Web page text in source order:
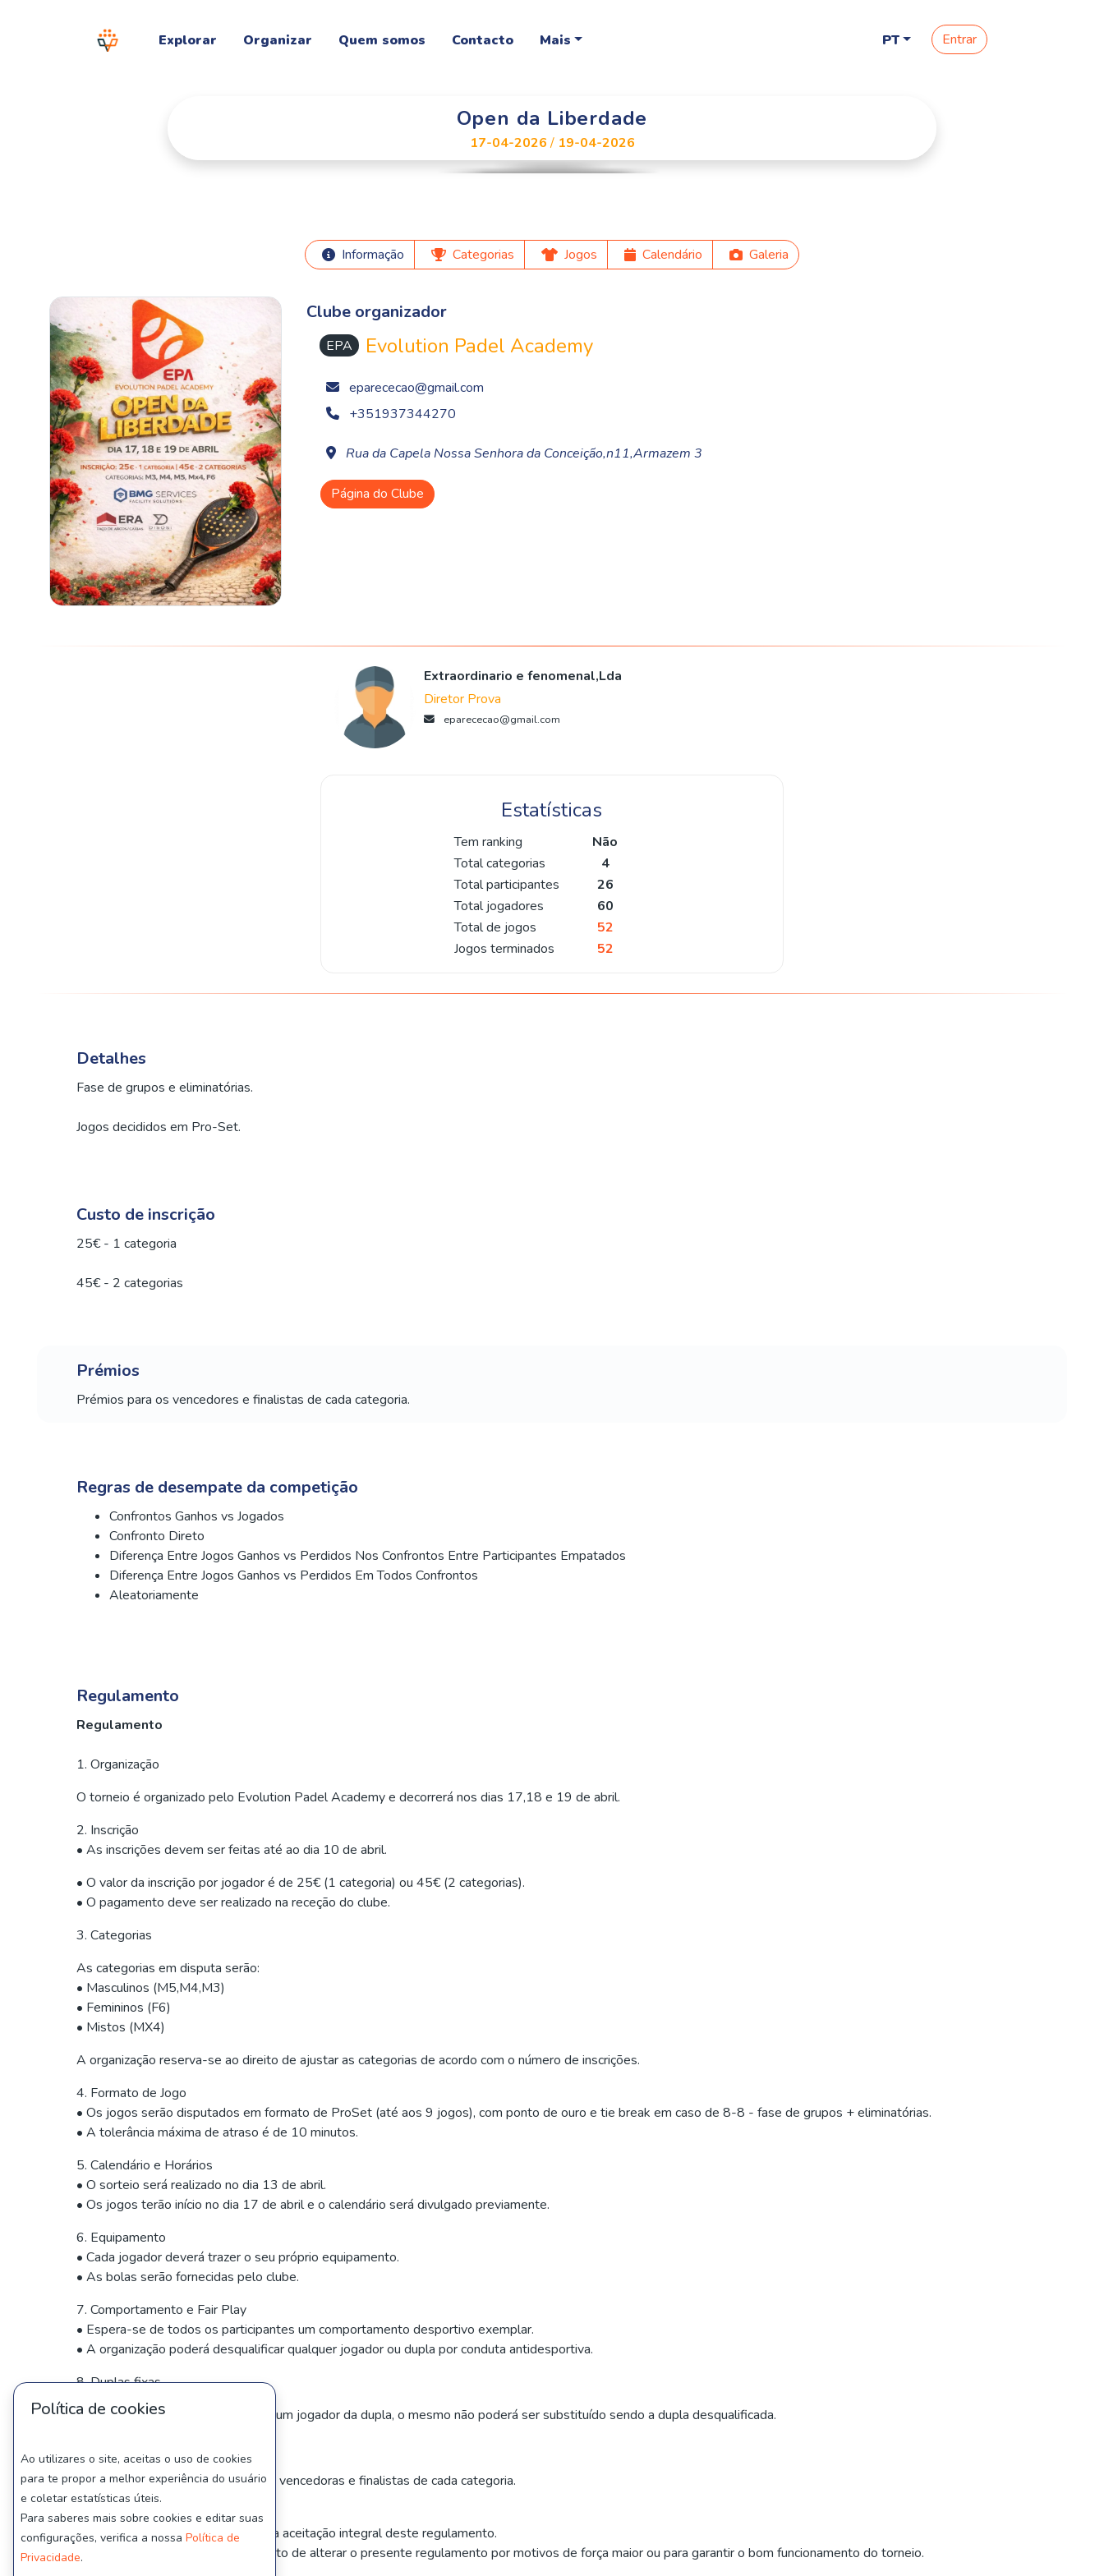
Explorar Organizar Quem somos Contacto Mais PT Entrar
Open da Liberdade
17-04-2026/ 19-04-2026
Informação Categorias Jogos Calendário Galeria
Clube organizador
EPA Evolution Padel Academy
eparececao@gmail.com
+351937344270
Rua da Capela Nossa Senhora da Conceição,n11,Armazem 3
Página do Clube
Extraordinario e fenomenal,Lda
Diretor Prova
eparececao@gmail.com
Estatísticas
Tem ranking
Não
Total categorias
4
Total participantes
26
Total jogadores
60
Total de jogos
52
Jogos terminados
52
Detalhes
Fase de grupos e eliminatórias.
Jogos decididos em Pro-Set.
Custo de inscrição
25€ - 1 categoria
45€ - 2 categorias
Prémios
Prémios para os vencedores e finalistas de cada categoria.
Regras de desempate da competição
Confrontos Ganhos vs Jogados
Confronto Direto
Diferença Entre Jogos Ganhos vs Perdidos Nos Confrontos Entre Participantes Empatados
Diferença Entre Jogos Ganhos vs Perdidos Em Todos Confrontos
Aleatoriamente
Regulamento
Regulamento
1. Organização
O torneio é organizado pelo Evolution Padel Academy e decorrerá nos dias 17,18 e 19 de abril.
2. Inscrição
• As inscrições devem ser feitas até ao dia 10 de abril.
• O valor da inscrição por jogador é de 25€ (1 categoria) ou 45€ (2 categorias).
• O pagamento deve ser realizado na receção do clube.
3. Categorias
As categorias em disputa serão:
• Masculinos (M5,M4,M3)
• Femininos (F6)
• Mistos (MX4)
A organização reserva-se ao direito de ajustar as categorias de acordo com o número de inscrições.
4. Formato de Jogo
• Os jogos serão disputados em formato de ProSet (até aos 9 jogos), com ponto de ouro e tie break em caso de 8-8 - fase de grupos + eliminatórias.
• A tolerância máxima de atraso é de 10 minutos.
5. Calendário e Horários
• O sorteio será realizado no dia 13 de abril.
• Os jogos terão início no dia 17 de abril e o calendário será divulgado previamente.
6. Equipamento
• Cada jogador deverá trazer o seu próprio equipamento.
• As bolas serão fornecidas pelo clube.
7. Comportamento e Fair Play
• Espera-se de todos os participantes um comportamento desportivo exemplar.
• A organização poderá desqualificar qualquer jogador ou dupla por conduta antidesportiva.
8. Duplas fixas
No caso de haver alguma lesão de um jogador da dupla, o mesmo não poderá ser substituído sendo a dupla desqualificada.
Serão atribuídos prémios às duplas vencedoras e finalistas de cada categoria.
10. Disposições Finais
• A participação no torneio implica a aceitação integral deste regulamento.
• A organização reserva-se ao direito de alterar o presente regulamento por motivos de força maior ou para garantir o bom funcionamento do torneio.
Política de cookies
Ao utilizares o site, aceitas o uso de cookies
para te propor a melhor experiência do usuário
e coletar estatísticas úteis.
Para saberes mais sobre cookies e editar suas
configurações, verifica a nossa Política de
Privacidade.